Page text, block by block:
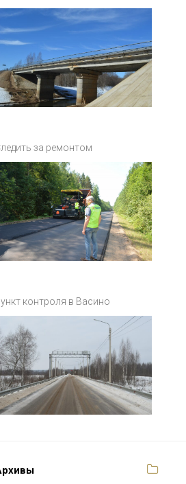
Следить за ремонтом
контроля в Васино